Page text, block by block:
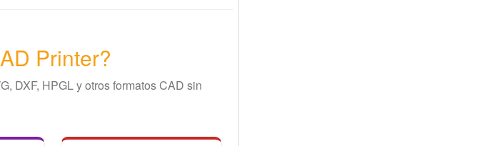
Printer?
DXF, HPGL y otros formatos CAD sin